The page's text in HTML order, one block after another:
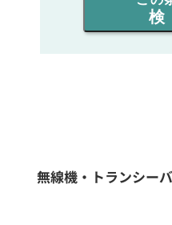
同時通話人数
フリーワード
無線機・トランシー